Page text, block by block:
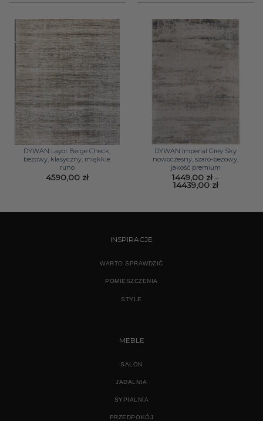
4374,00 zł
do
DYWAN Layor Beige Check,
beżowy, klasyczny, miękkie
runo
4590,00 zł
DYWAN Imperial Grey Sky
nowoczesny, szaro-beżowy,
jakość premium
1449,00 zł –
14439,00 złZakres
do
INSPIRACJE
WARTO SPRAWDZIĆ
POMIESZCZENIA
STYLE
MEBLE
SALON
JADALNIA
SYPIALNIA
PRZEDPOKÓJ